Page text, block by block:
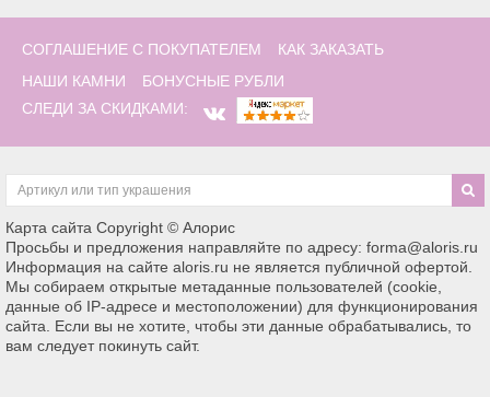
СОГЛАШЕНИЕ С ПОКУПАТЕЛЕМ
КАК ЗАКАЗАТЬ
НАШИ КАМНИ
БОНУСНЫЕ РУБЛИ
СЛЕДИ ЗА СКИДКАМИ:
Карта сайта Copyright © Алорис
Просьбы и предложения направляйте по адресу: forma@aloris.ru
Информация на сайте aloris.ru не является публичной офертой.
Мы собираем открытые метаданные пользователей (cookie,
данные об IP-адресе и местоположении) для функционирования
сайта. Если вы не хотите, чтобы эти данные обрабатывались, то
вам следует покинуть сайт.